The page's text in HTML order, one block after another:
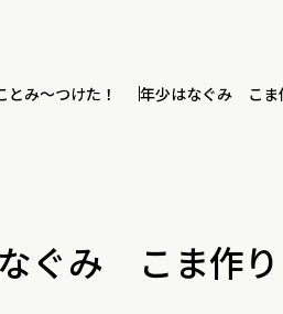
とみ～つけた！ 年少はなぐみ こま
ぐみ こま作り